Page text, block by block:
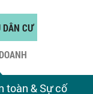
DÂN CƯ
toàn & Sự cố